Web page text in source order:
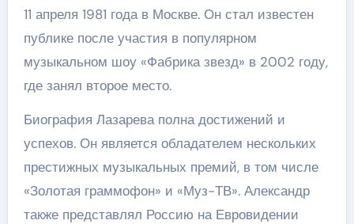
11 апреля 1981 года в Москве. Он стал известен
публике после участия в популярном
музыкальном шоу «Фабрика звезд» в 2002 году,
где занял второе место.
Биография Лазарева полна достижений и
успехов. Он является обладателем нескольких
престижных музыкальных премий, в том числе
«Золотая граммофон» и «Муз-ТВ». Александр
также представлял Россию на Евровидении